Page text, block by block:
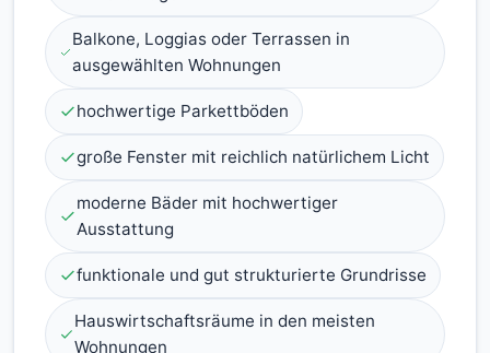
Balkone, Loggias oder Terrassen in
ausgewählten Wohnungen
hochwertige Parkettböden
große Fenster mit reichlich natürlichem Licht
moderne Bäder mit hochwertiger
Ausstattung
funktionale und gut strukturierte Grundrisse
Hauswirtschaftsräume in den meisten
Wohnungen